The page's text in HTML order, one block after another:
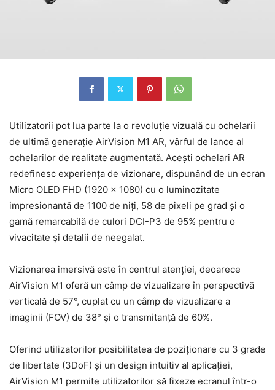
Utilizatorii pot lua parte la o revoluție vizuală cu ochelarii
de ultimă generație AirVision M1 AR, vârful de lance al
ochelarilor de realitate augmentată. Acești ochelari AR
redefinesc experiența de vizionare, dispunând de un ecran
Micro OLED FHD (1920 x 1080) cu o luminozitate
impresionantă de 1100 de niți, 58 de pixeli pe grad și o
gamă remarcabilă de culori DCI-P3 de 95% pentru o
vivacitate și detalii de neegalat.
Vizionarea imersivă este în centrul atenției, deoarece
AirVision M1 oferă un câmp de vizualizare în perspectivă
verticală de 57°, cuplat cu un câmp de vizualizare a
imaginii (FOV) de 38° și o transmitanță de 60%.
Oferind utilizatorilor posibilitatea de poziționare cu 3 grade
de libertate (3DoF) și un design intuitiv al aplicației,
AirVision M1 permite utilizatorilor să fixeze ecranul într-o